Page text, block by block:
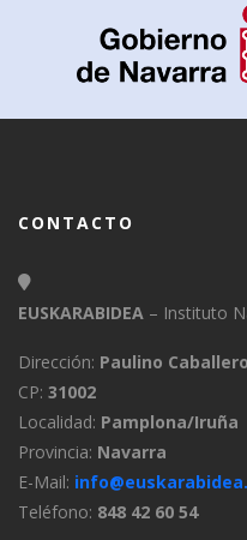
CONTACTO
EUSKARABIDEA – Instituto
Dirección: Paulino
CP: 31002
Localidad: Pamplona/Iruña
Provincia: Navarra
E-Mail:
Teléfono: 848 42 60 54